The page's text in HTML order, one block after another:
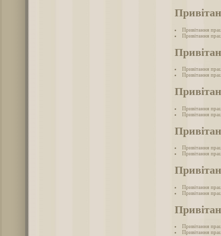
Привітання
Привітання
Привітання
Привітання
Привітання
Привітання
Привітання
Привітання
Привітання
Привітання
Привітання
Привітання